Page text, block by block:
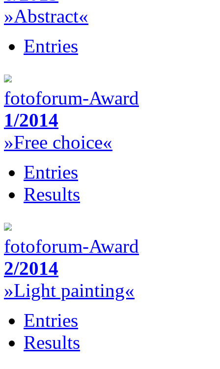
»Abstract«
Entries
fotoforum-Award
1/2014
»Free choice«
Entries
Results
fotoforum-Award
2/2014
»Light painting«
Entries
Results